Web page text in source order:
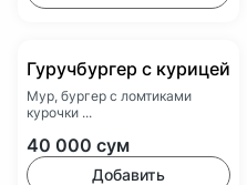
Гуручбургер с курицей
Мур, бургер с ломтиками
курочки ...
40 000 сум
Добавить